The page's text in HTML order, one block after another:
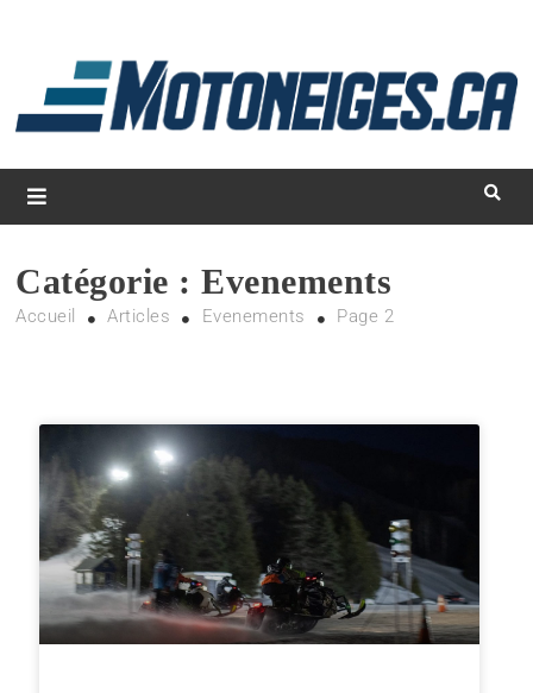
Magazine Motoneiges.ca
Catégorie :Evenements
Accueil Articles Evenements Page 2